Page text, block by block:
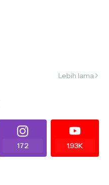
Lebih lama
172 1.93K